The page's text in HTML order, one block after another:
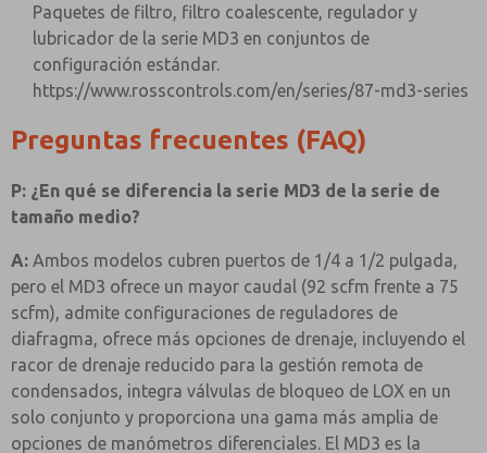
Paquetes de filtro, filtro coalescente, regulador y
lubricador de la serie MD3 en conjuntos de
configuración estándar.
https://www.rosscontrols.com/en/series/87-md3-series
Preguntas frecuentes (FAQ)
P: ¿En qué se diferencia la serie MD3 de la serie de
tamaño medio?
A: Ambos modelos cubren puertos de 1/4 a 1/2 pulgada,
pero el MD3 ofrece un mayor caudal (92 scfm frente a 75
scfm), admite configuraciones de reguladores de
diafragma, ofrece más opciones de drenaje, incluyendo el
racor de drenaje reducido para la gestión remota de
condensados, integra válvulas de bloqueo de LOX en un
solo conjunto y proporciona una gama más amplia de
opciones de manómetros diferenciales. El MD3 es la